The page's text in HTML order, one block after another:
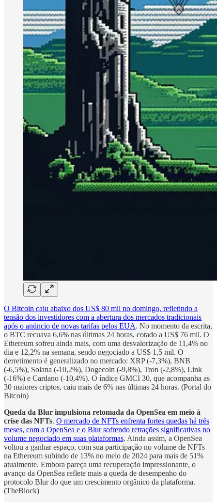
O Bitcoin caiu abaixo dos US$ 80 mil no domingo, refletindo a
tensão dos investidores com a abertura dos mercados tradicionais
após o anúncio de novas tarifas pelos EUA. No momento da escrita,
o BTC recuava 6,6% nas últimas 24 horas, cotado a US$ 76 mil. O
Ethereum sofreu ainda mais, com uma desvalorização de 11,4% no
dia e 12,2% na semana, sendo negociado a US$ 1,5 mil. O
derretimento é generalizado no mercado: XRP (-7,3%), BNB
(-6,5%), Solana (-10,2%), Dogecoin (-9,8%), Tron (-2,8%), Link
(-16%) e Cardano (-10,4%). O índice GMCI 30, que acompanha as
30 maiores criptos, caiu mais de 6% nas últimas 24 horas. (Portal do
Bitcoin)
Queda da Blur impulsiona retomada da OpenSea em meio à
crise das NFTs. O mercado de NFTs enfrenta fortes quedas há três
meses, com a OpenSea e o Blur sofrendo retrações significativas no
volume negociado em suas plataformas. Ainda assim, a OpenSea
voltou a ganhar espaço, com sua participação no volume de NFTs
na Ethereum subindo de 13% no meio de 2024 para mais de 51%
atualmente. Embora pareça uma recuperação impressionante, o
avanço da OpenSea reflete mais a queda de desempenho do
protocolo Blur do que um crescimento orgânico da plataforma.
(TheBlock)